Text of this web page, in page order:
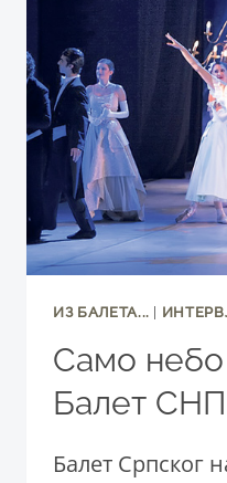
ИЗ БАЛЕТА...
Само небо
Балет
Балет Српског